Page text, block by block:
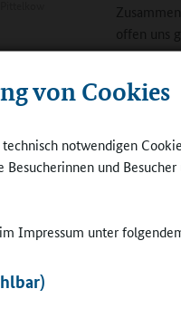
von Cookies
notwendigen
und
Impressum unter
offen uns
Albers erklärt,
und in die Inspektion
und Beobachtern
und Beobachtern für
immer mehr
auf die Praxis
Interesse daran, den